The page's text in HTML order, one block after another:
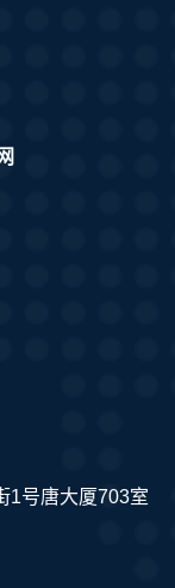
1号唐大厦703室